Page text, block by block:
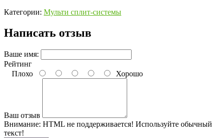
Категории: Мульти сплит-системы
Написать отзыв
Ваше имя:
Рейтинг
Плохо
Хорошо
Ваш отзыв
Внимание: HTML не поддерживается! Используйте обычный
текст!